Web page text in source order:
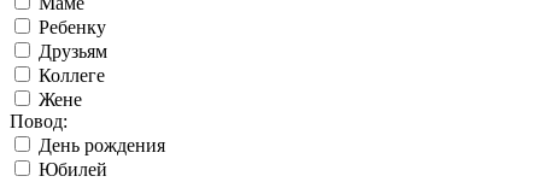
Ребенку
Друзьям
Коллеге
Жене
Повод:
День рождения
Юбилей